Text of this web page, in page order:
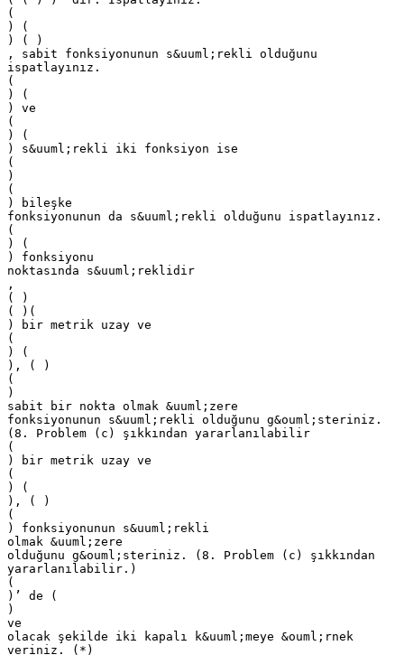
(
) (
) ( )
, sabit fonksiyonunun s&uuml;rekli olduğunu
ispatlayınız.
(
) (
) ve
(
) (
) s&uuml;rekli iki fonksiyon ise
(
)
(
) bileşke
fonksiyonunun da s&uuml;rekli olduğunu ispatlayınız.
(
) (
) fonksiyonu
noktasında s&uuml;reklidir
,
( )
( )(
) bir metrik uzay ve
(
) (
), ( )
(
)
sabit bir nokta olmak &uuml;zere
fonksiyonunun s&uuml;rekli olduğunu g&ouml;steriniz.
(8. Problem (c) şıkkından yararlanılabilir
(
) bir metrik uzay ve
(
) (
), ( )
(
) fonksiyonunun s&uuml;rekli
olmak &uuml;zere
olduğunu g&ouml;steriniz. (8. Problem (c) şıkkından
yararlanılabilir.)
(
)’ de (
)
ve
olacak şekilde iki kapalı k&uuml;meye &ouml;rnek
veriniz. (*)